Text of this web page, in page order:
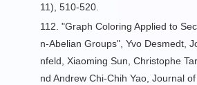
11), 510-520.
112. "Graph Coloring Applied to
n-Abelian Groups", Yvo Desmedt,
nfeld, Xiaoming Sun, Christophe
nd Andrew Chi-Chih Yao, Journal